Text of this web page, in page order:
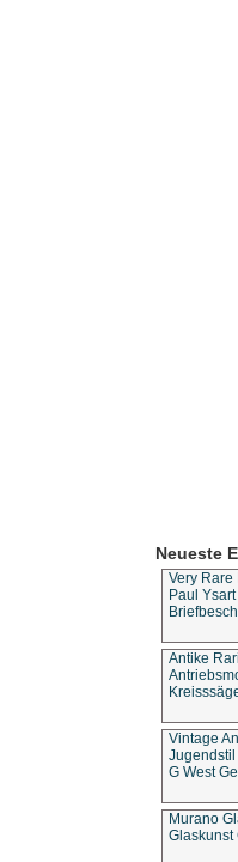
Neueste
Very Rare
Paul
Antike
Vintage
Jugendstil
G West
Murano
Glaskunst